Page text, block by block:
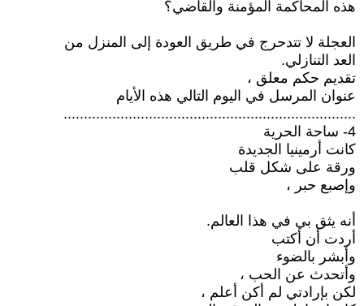
هذه المحاكمة المؤمنة والقاضي؟
العجلة لا تتدحرج في طريق العودة إلى المنزل من
العد التنازلي.
تقديم حكم معلق ،
عنوان المرسل في اليوم التالي هذه الأيام
........................................................................
4- ساحة الحرية
كانت أرمينيا الجديدة
ورقة على شكل قلب
وإصبع حبر ،
أنه يثق بي في هذا العالم.
أردت أن أكتب
وأبشر بالضوء
وأتحدث عن الحب ،
لكن بإرادتي لم أكن أعلم ،